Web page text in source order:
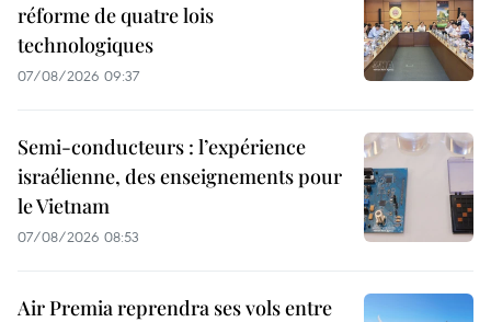
réforme de quatre lois
technologiques
07/08/2026 09:37
Semi-conducteurs : l’expérience
israélienne, des enseignements pour
le Vietnam
07/08/2026 08:53
Air Premia reprendra ses vols entre